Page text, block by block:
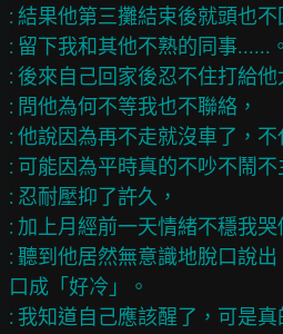
: 結果他第三攤結束後就頭也不
: 留下我和其他不熟的同事......。
: 後來自己回家後忍不住打給他
: 問他為何不等我也不聯絡，
: 他說因為再不走就沒車了，不
: 可能因為平時真的不吵不鬧不
: 忍耐壓抑了許久，
: 加上月經前一天情緒不穩我哭
: 聽到他居然無意識地脫口說
口成「好冷」。
: 我知道自己應該醒了，可是